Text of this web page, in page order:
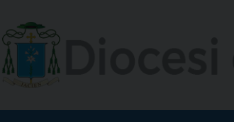
to
content